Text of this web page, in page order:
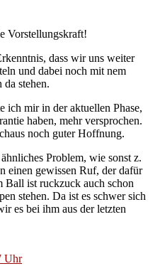
Vorstellungskraft!
dass wir uns weiter
und dabei noch mit nem
stehen.
ich mir in der aktuellen Phase,
haben, mehr versprochen.
noch guter Hoffnung.
Problem, wie sonst z.
einen gewissen Ruf, der dafür
Ball ist ruckzuck auch schon
stehen. Da ist es schwer sich
es bei ihm aus der letzten
Uhr